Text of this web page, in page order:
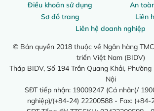
Điều khoản sử dụng
An
Sơ đồ trang
Liên
Liên hệ doanh nghiệp
© Bản quyền 2018 thuộc về Ngân hàng
triển Việt Nam (BIDV)
Tháp BIDV, Số 194 Trần Quang Khải,
Nội
SĐT tiếp nhận: 19009247 (Cá nhân)/
nghiệp)/(+84-24) 22200588 - Fax: (+84-